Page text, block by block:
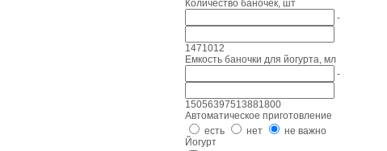
Количество баночек, шт
-
1471012
Емкость баночки для йогурта, мл
-
15056397513881800
Автоматическое приготовление
есть
нет
не важно
Йогурт